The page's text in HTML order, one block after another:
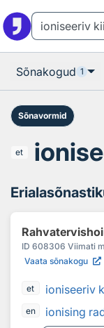
Sõnakogud 1
Sõnavormid
et
ID 608306 Viimati
Vaata sõnakogu
et ioniseeriv
en
ionising